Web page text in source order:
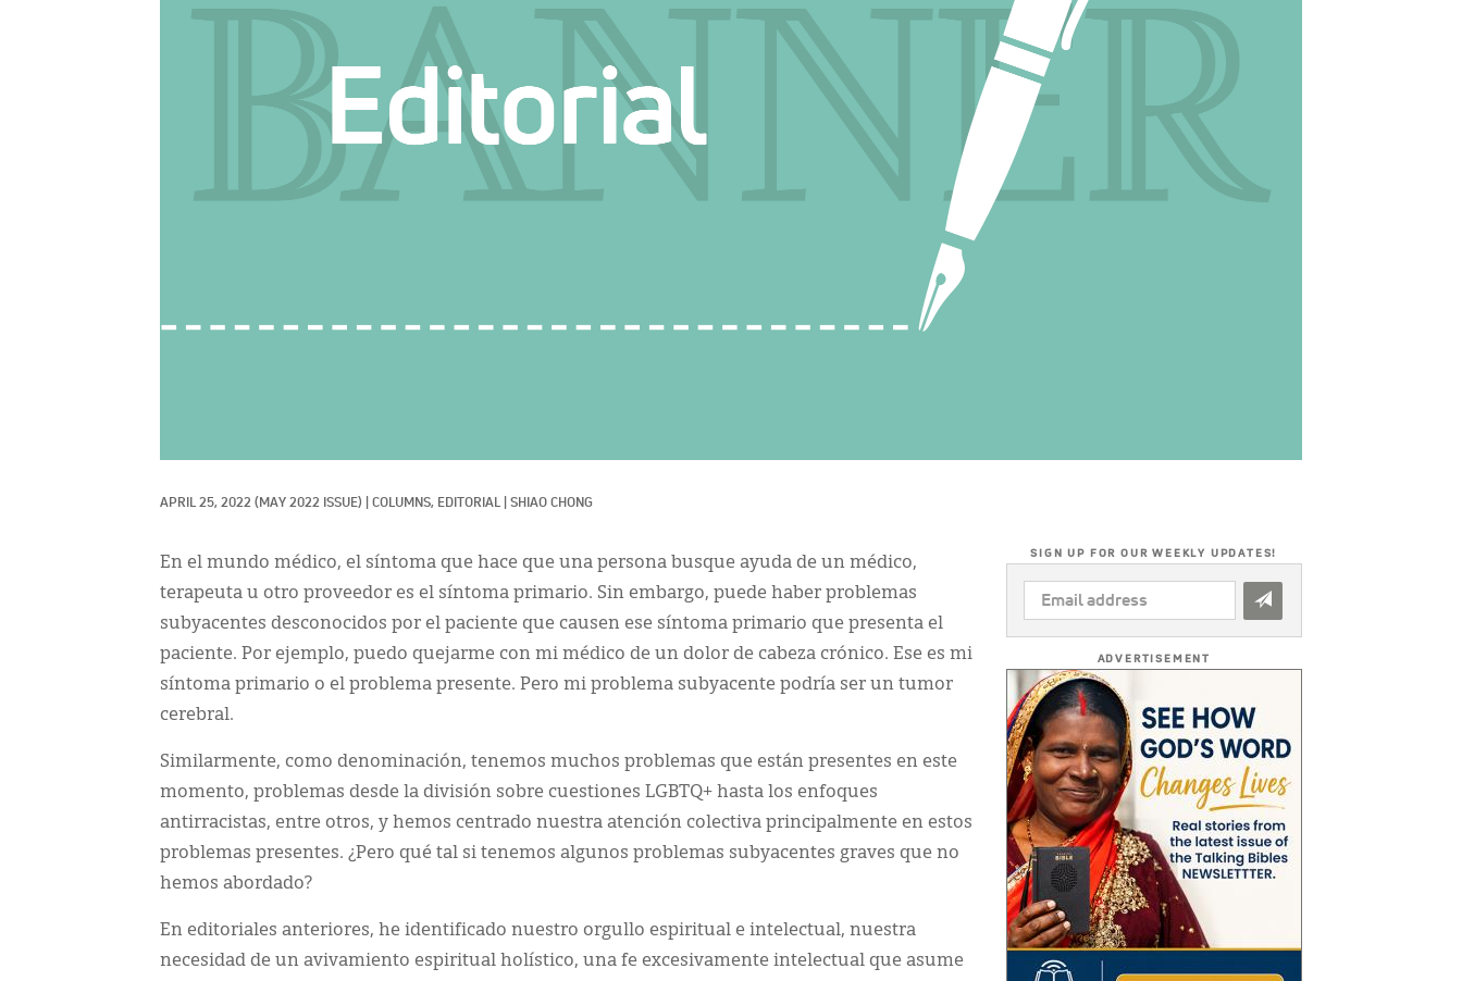
APRIL 25, 2022 (MAY 2022 ISSUE) COLUMNS, EDITORIAL SHIAO CHONG
En el mundo médico, el síntoma que hace que una persona busque ayuda de un médico,
terapeuta u otro proveedor es el síntoma primario. Sin embargo, puede haber problemas
subyacentes desconocidos por el paciente que causen ese síntoma primario que presenta el
paciente. Por ejemplo, puedo quejarme con mi médico de un dolor de cabeza crónico. Ese es mi
síntoma primario o el problema presente. Pero mi problema subyacente podría ser un tumor
cerebral.
Similarmente, como denominación, tenemos muchos problemas que están presentes en este
momento, problemas desde la división sobre cuestiones LGBTQ+ hasta los enfoques
antirracistas, entre otros, y hemos centrado nuestra atención colectiva principalmente en estos
problemas presentes. ¿Pero qué tal si tenemos algunos problemas subyacentes graves que no
hemos abordado?
En editoriales anteriores, he identificado nuestro orgullo espiritual e intelectual, nuestra
necesidad de un avivamiento espiritual holístico, una fe excesivamente intelectual que asume
SIGN UP FOR OUR WEEKLY UPDATES!
EMAIL
ADDRESS
ADVERTISEMENT